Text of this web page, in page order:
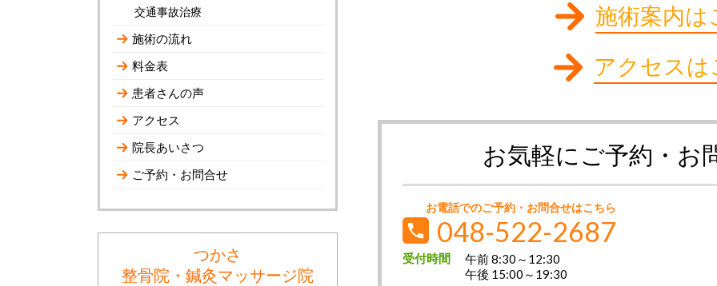
施術案内は
アクセス
お気軽にご予約・お
お電話でのご予約・お問合せはこちら
048-522-2687
受付時間
午前 8:30～12:30
午後 15:00～19:30
交通事故治療
施術の流れ
料金表
患者さんの声
アクセス
院長あいさつ
ご予約・お問合せ
つかさ
整骨院・鍼灸マッサージ院